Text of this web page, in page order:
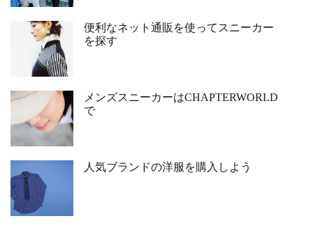
便利なネット通販を使ってスニーカー
を探す
メンズスニーカーはCHAPTERWORLD
で
人気ブランドの洋服を購入しよう